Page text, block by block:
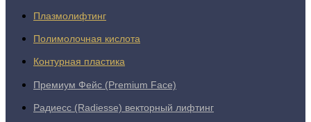
Плазмолифтинг
Полимолочная кислота
Контурная пластика
Премиум Фейс (Premium Face)
Радиесс (Radiesse) векторный лифтинг